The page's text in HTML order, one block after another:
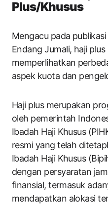
Plus/Khusus
Mengacu pada publikasi
Endang Jumali, haji
memperlihatkan
aspek kuota dan
Haji plus merupakan
oleh pemerintah
Ibadah Haji Khusus
resmi yang telah
Ibadah Haji Khusus
dengan persyaratan
finansial, termasuk
mendapatkan alokasi